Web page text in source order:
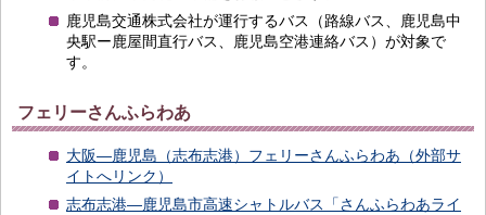
鹿児島交通株式会社が運行するバス（路線バス、鹿児島中
央駅ー鹿屋間直行バス、鹿児島空港連絡バス）が対象で
す。
フェリーさんふらわあ
大阪―鹿児島（志布志港）フェリーさんふらわあ（外部サ
イトへリンク）
志布志港―鹿児島市高速シャトルバス「さんふらわあライ